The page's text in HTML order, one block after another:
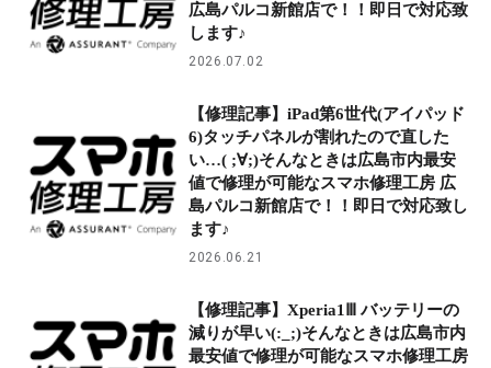
広島パルコ新館店で！！即日で対応致
します♪
2026.07.02
【修理記事】iPad第6世代(アイパッド
6)タッチパネルが割れたので直した
い…( ;∀;)そんなときは広島市内最安
値で修理が可能なスマホ修理工房 広
島パルコ新館店で！！即日で対応致し
ます♪
2026.06.21
【修理記事】Xperia1Ⅲ バッテリーの
減りが早い(:_;)そんなときは広島市内
最安値で修理が可能なスマホ修理工房